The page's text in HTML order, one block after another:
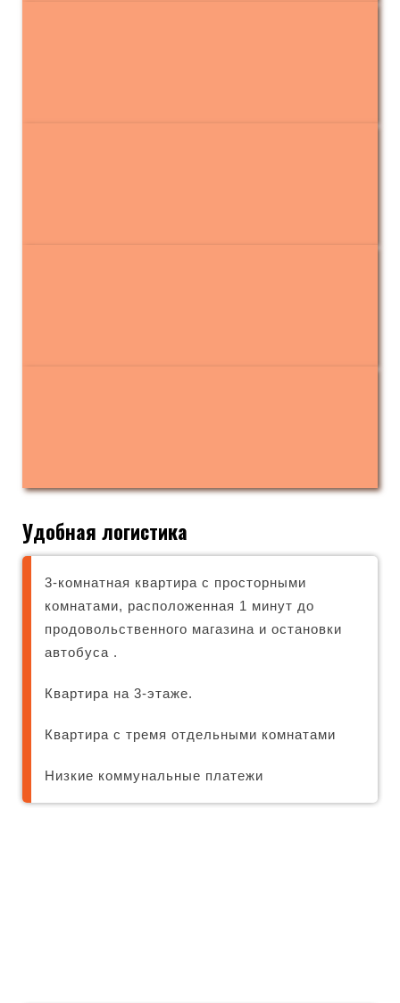
Удобная логистика
3-комнатная квартира с просторными
комнатами, расположенная 1 минут до
продовольственного магазина и остановки
автобуса .
Квартира на 3-этаже.
Квартира с тремя отдельными комнатами
Низкие коммунальные платежи